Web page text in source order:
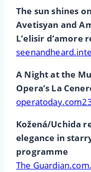
The sun shines
Avetisyan and
L’elisir d’amore
A Night at the
Opera’s La
Kožená/Uchida
elegance in
programme
The